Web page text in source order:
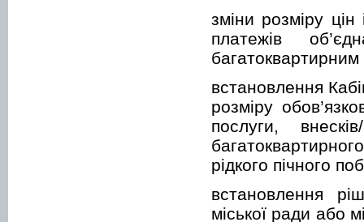
зміни розміру
платежів
встановлення
розміру
послуги,
рідкого пічного
встановлення
міської ради або